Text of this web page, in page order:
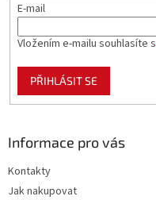
E-mail
Vložením e-mailu souhlasíte s
PŘIHLÁSIT SE
Informace pro vás
Kontakty
Jak nakupovat